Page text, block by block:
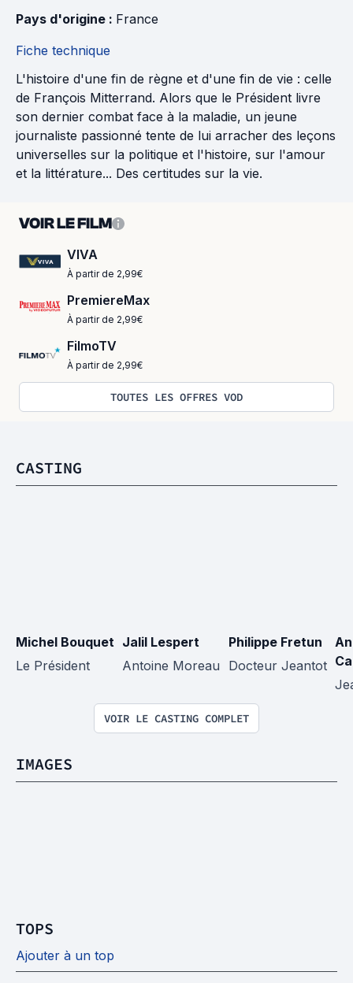
Pays d'origine : France
Fiche technique
L'histoire d'une fin de règne et d'une fin de vie : celle
de François Mitterrand. Alors que le Président livre
son dernier combat face à la maladie, un jeune
journaliste passionné tente de lui arracher des leçons
universelles sur la politique et l'histoire, sur l'amour
et la littérature... Des certitudes sur la vie.
VOIR LE FILM
VIVA
À partir de 2,99€
PremiereMax
À partir de 2,99€
FilmoTV
À partir de 2,99€
TOUTES LES OFFRES VOD
CASTING
Michel Bouquet
Le Président
Jalil Lespert
Antoine Moreau
Philippe Fretun
Docteur Jeantot
VOIR LE CASTING COMPLET
IMAGES
TOPS
Ajouter à un top